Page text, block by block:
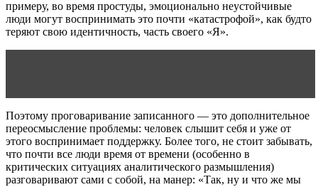
примеру, во время простуды, эмоционально неустойчивые
люди могут воспринимать это почти «катастрофой», как будто
теряют свою идентичность, часть своего «Я».
Поэтому проговаривание записанного — это дополнительное
переосмысление проблемы: человек слышит себя и уже от
этого воспринимает поддержку. Более того, не стоит забывать,
что почти все люди время от времени (особенно в
критических ситуациях аналитического размышления)
разговаривают сами с собой, на манер: «Так, ну и что же мы